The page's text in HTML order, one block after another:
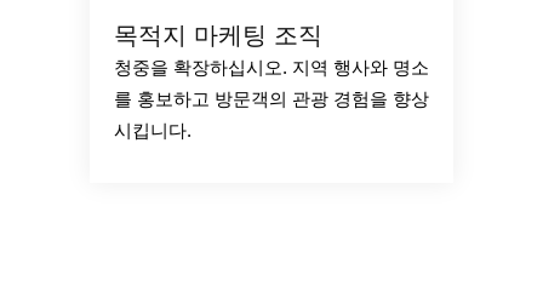
목적지 마케팅 조직
청중을 확장하십시오. 지역 행사와 명소
를 홍보하고 방문객의 관광 경험을 향상
시킵니다.